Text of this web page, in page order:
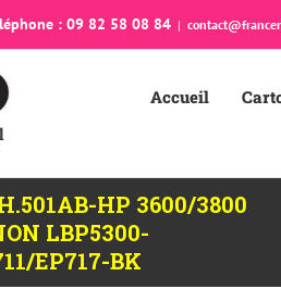
: 09 82 58 08 84 |
Accueil
HP 3600/3800
LBP5300-
EP717-BK